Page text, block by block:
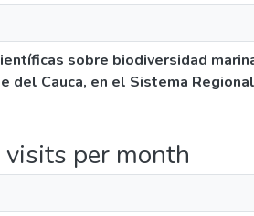
sobre biodiversidad
del Cauca, en el Sistema
per month